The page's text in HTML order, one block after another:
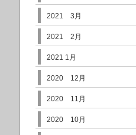
2021 3月
2021 2月
2021 1月
2020 12月
2020 11月
2020 10月